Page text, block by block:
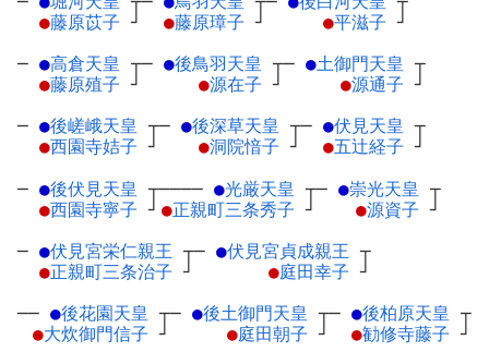
●藤原苡子 ┘
●藤原璋子 ┘
●平滋子 ┘
─ ●高倉天皇 ┬
●藤原殖子 ┘
─ ●後鳥羽天皇 ┬
●源在子 ┘
─ ●土御門天皇 ┬
●源通子 ┘
─ ●後嵯峨天皇 ┬
●西園寺姞子 ┘
─ ●後深草天皇 ┬
●洞院愔子 ┘
─ ●伏見天皇 ┬
●五辻経子 ┘
─ ●後伏見天皇 ┬
●西園寺寧子 ┘
──── ●光厳天皇 ┬
●正親町三条秀子 ┘
─ ●崇光天皇 ┬
●源資子 ┘
─ ●伏見宮栄仁親王 ┬
●正親町三条治子 ┘
─ ●伏見宮貞成親王 ┬
●庭田幸子 ┘
── ●後花園天皇 ┬
●大炊御門信子 ┘
─ ●後土御門天皇 ┬
●庭田朝子 ┘
─ ●後柏原天皇 ┬
●勧修寺藤子 ┘